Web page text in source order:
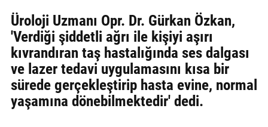
BİZE
ULAŞIN
Künye
İletişim
Gizlilik
Üroloji Uzmanı Opr. Dr. Gürkan Özkan,
'Verdiği şiddetli ağrı ile kişiyi aşırı
kıvrandıran taş hastalığında ses dalgası
ve lazer tedavi uygulamasını kısa bir
sürede gerçekleştirip hasta evine, normal
yaşamına dönebilmektedir' dedi.